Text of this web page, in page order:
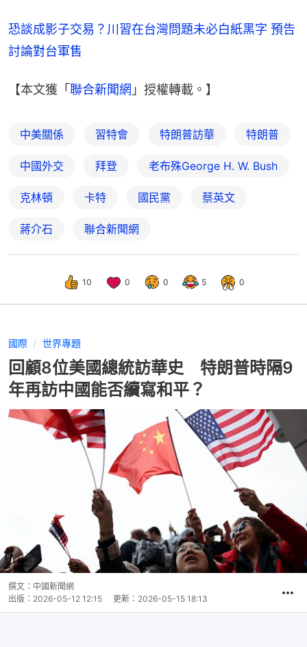
恐談成影子交易？川習在台灣問題未必白紙黑字 預告
討論對台軍售
【本文獲「 聯合新聞網 」授權轉載。】
中美關係 習特會 特朗普訪華 特朗普
中國外交 拜登 老布殊George H. W. Bush
克林頓 卡特 國民黨 蔡英文
蔣介石 聯合新聞網
10 0 0 5 0
國際 世界專題
回顧8位美國總統訪華史 特朗普時隔9
年再訪中國能否續寫和平？
撰文： 中國新聞網
出版： 2026-05-12 12:15 更新： 2026-05-15 18:13